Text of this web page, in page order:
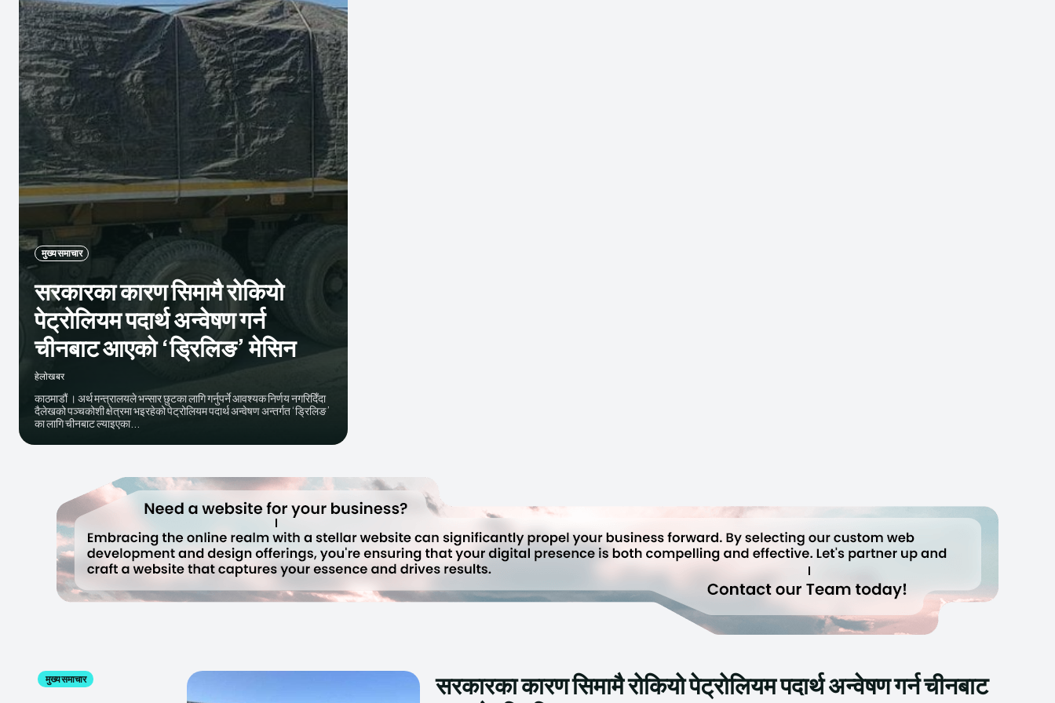
मुख्य समाचार
सरकारका कारण सिमामै रोकियो
पेट्रोलियम पदार्थ अन्वेषण गर्न
चीनबाट आएको ‘ड्रिलिङ’ मेसिन
हेलाेखबर
काठमाडौं । अर्थ मन्त्रालयले भन्सार छुटका लागि गर्नुपर्ने आवश्यक निर्णय नगरिदिँदा
दैलेखको पञ्चकोशी क्षेत्रमा भइरहेको पेट्रोलियम पदार्थ अन्वेषण अन्तर्गत ‘ड्रिलिङ’
का लागि चीनबाट ल्याइएका...
मुख्य समाचार
सरकारका कारण सिमामै रोकियो पेट्रोलियम पदार्थ अन्वेषण गर्न चीनबाट